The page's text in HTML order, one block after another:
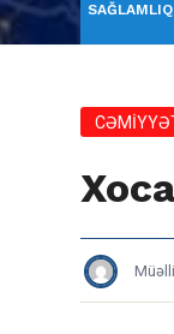
SAĞLAMLIQ